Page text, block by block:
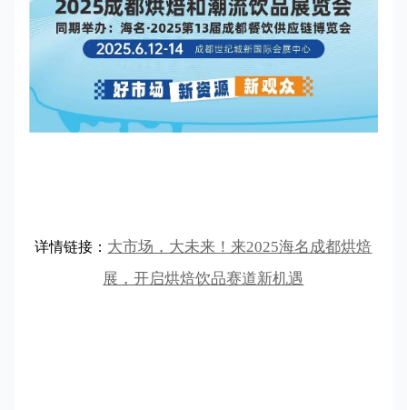
详情链接： 大市场，大未来！来2025海名成都烘焙
展，开启烘焙饮品赛道新机遇